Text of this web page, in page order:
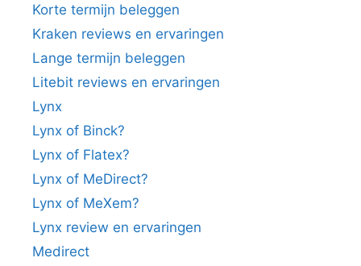
Korte termijn beleggen
Kraken reviews en ervaringen
Lange termijn beleggen
Litebit reviews en ervaringen
Lynx
Lynx of Binck?
Lynx of Flatex?
Lynx of MeDirect?
Lynx of MeXem?
Lynx review en ervaringen
Medirect